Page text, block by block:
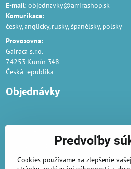
E-mail: objednavky@amirashop.sk
Komunikace:
česky, anglicky, rusky, španělsky, polsky
Provozovna:
Gairaca s.r.o.
74253 Kunín 348
Česká republika
Objednávky
Podmienky ochrany osobných údajov
Náklady na dodání a doba dodání
Predvoľby
Cookies používame na zlepšenie